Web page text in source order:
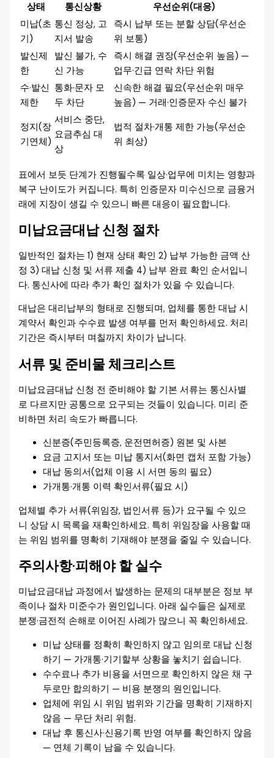
상태 통신상황
우선순위(대응)
미납(초
기)
통신 정상, 고
지서 발송
즉시 납부 또는 분할 상담(우선순
위 보통)
발신제
한
발신 불가, 수
신 가능
즉시 해결 권장(우선순위 높음) —
업무·긴급 연락 차단 위험
수·발신
제한
통화·문자 모
두 차단
신속한 해결 필요(우선순위 매우
높음) — 거래·인증문자 수신 불가
정지(장
기연체)
서비스 중단,
요금추심 대
상
법적 절차·개통 제한 가능(우선순
위 최상)
표에서 보듯 단계가 진행될수록 일상·업무에 미치는 영향과
복구 난이도가 커집니다. 특히 인증문자 미수신으로 금융거
래에 지장이 생길 수 있으니 빠른 대응이 필요합니다.
미납요금대납 신청 절차
일반적인 절차는 1) 현재 상태 확인 2) 납부 가능한 금액 산
정 3) 대납 신청 및 서류 제출 4) 납부 완료 확인 순서입니
다. 통신사에 따라 추가 확인 절차가 있을 수 있습니다.
대납은 대리납부의 형태로 진행되며, 업체를 통한 대납 시
계약서 확인과 수수료 발생 여부를 먼저 확인하세요. 처리
기간은 즉시부터 며칠까지 차이가 납니다.
서류 및 준비물 체크리스트
미납요금대납 신청 전 준비해야 할 기본 서류는 통신사별
로 다르지만 공통으로 요구되는 것들이 있습니다. 미리 준
비하면 처리 속도가 빠릅니다.
신분증(주민등록증, 운전면허증) 원본 및 사본
요금 고지서 또는 미납 통지서(화면 캡처 포함 가능)
대납 동의서(업체 이용 시 서면 동의 필요)
가개통·개통 이력 확인서류(필요 시)
업체별 추가 서류(위임장, 법인서류 등)가 요구될 수 있으
니 상담 시 목록을 재확인하세요. 특히 위임장을 사용할 때
는 위임 범위를 명확히 기재해야 분쟁을 줄일 수 있습니다.
주의사항·피해야 할 실수
미납요금대납 과정에서 발생하는 문제의 대부분은 정보 부
족이나 절차 미준수가 원인입니다. 아래 실수들은 실제로
분쟁·금전적 손해로 이어진 사례가 많으니 꼭 확인하세요.
미납 상태를 정확히 확인하지 않고 임의로 대납 신청
하기 — 가개통·기기할부 상황을 놓치기 쉽습니다.
수수료나 추가 비용을 서면으로 확인하지 않은 채 구
두로만 합의하기 — 비용 분쟁의 원인입니다.
업체에 위임 시 위임 범위와 기간을 명확히 기재하지
않음 — 무단 처리 위험.
대납 후 통신사·신용기록 반영 여부를 확인하지 않음
— 연체 기록이 남을 수 있습니다.